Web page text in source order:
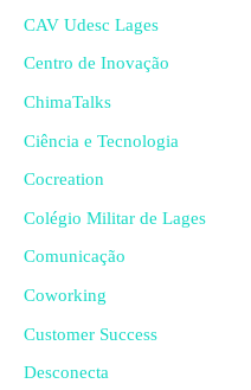
CAV Udesc Lages
Centro de Inovação
ChimaTalks
Ciência e Tecnologia
Cocreation
Colégio Militar de Lages
Comunicação
Coworking
Customer Success
Desconecta